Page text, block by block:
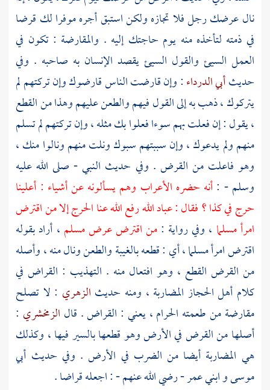
نال عرضك رجل فلا تجازه ولكن استبق أجره موفرا لك قرضا
في ذمته لتأخذه منه يوم حاجتك إليه . والمقارضة : تكون في
العمل السيئ والقول السيئ يقصد الإنسان به صاحبه . وفي
حديثأبي الدرداء: وإن قارضت الناس قارضوك وإن تركتهم لم
يتركوك ، ذهب به إلى القول فيهم والطعن عليهم وهذا من القطع
، يقول : إن فعلت بهم سوءا فعلوا بك مثله ، وإن تركتهم لم تسلم
منهم ولم يدعوك ، وإن سببتهم سبوك ونلت منهم ونالوا منك ،
وهو فاعلت من القرض . وفي حديث النبي - صلى الله عليه
وسلم - :أنه حضره الأعراب وهم يسألونه عن أشياء : أعلينا
حرج في كذا ؟ فقال : عباد الله رفع الله عنا الحرج إلا من اقترض
امرأ مسلما ، وفي رواية :من اقترض عرض مسلم ، أراد بقوله
اقترض امرأ مسلما ، أي : قطعه بالغيبة والطعن ونال منه ، وأصله
من القرض القطع ، وهو افتعال منه . التهذيب : القراض في
كلام أهل الحجاز المضاربة ، ومنه حديث الزهري : لا تصلح
مقارضة من طعمته الحرام ، يعني : القراض . قال الزمخشري :
أصلها من القرض في الأرض وهو قطعها بالسير فيها ، وكذلك
هي المضاربة أيضا من الضرب في الأرض . وفي حديث أبي
موسىوابني عمر- رضي الله عنهم - : اجعله قراضا .